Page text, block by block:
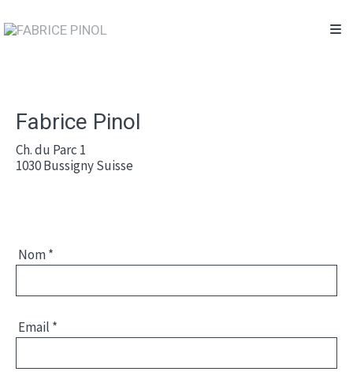
Fabrice Pinol
Ch. du Parc 1
1030BussignySuisse
Nom*
Email *